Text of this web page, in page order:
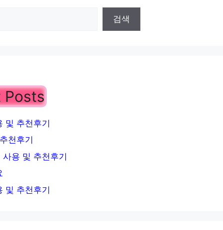
검색
Posts
및 추천후기
천후기
용 및 추천후기
및 추천후기